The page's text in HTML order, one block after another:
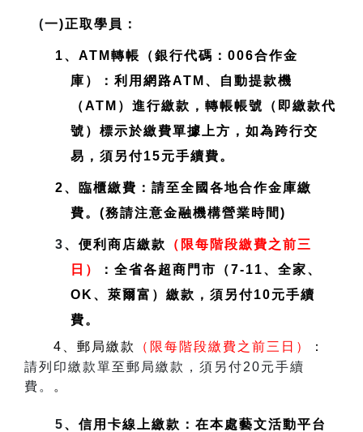
(一)正取學員：
1、ATM轉帳（銀行代碼：006合作金
庫）：利用網路ATM、自動提款機
（ATM）進行繳款，轉帳帳號（即繳款代
號）標示於繳費單據上方，如為跨行交
易，須另付15元手續費。
2、臨櫃繳費：請至全國各地合作金庫繳
費。(務請注意金融機構營業時間)
3、便利商店繳款
（限每階段繳費之前三
日）
：全省各超商門市（7-11、全家、
OK、萊爾富）繳款，須另付10元手續
費。
4、郵局繳款
（限每階段繳費之前三日）
：
請列印繳款單至郵局繳款，須另付20元手續
費。
。
5、信用卡線上繳款：在本處藝文活動平台